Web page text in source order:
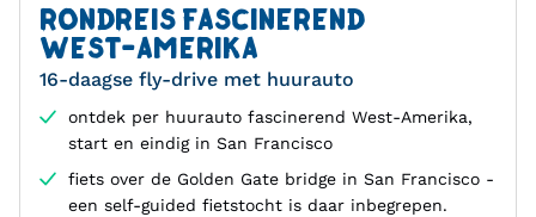
RONDREIS FASCINEREND
WEST-AMERIKA
16-daagse fly-drive met huurauto
ontdek per huurauto fascinerend West-Amerika,
start en eindig in San Francisco
fiets over de Golden Gate bridge in San Francisco -
een self-guided fietstocht is daar inbegrepen.